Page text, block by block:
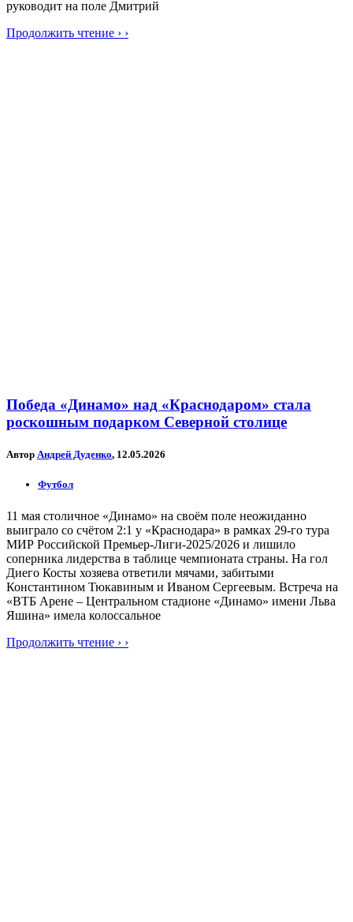
руководит на поле Дмитрий
Продолжить чтение › ›
Победа «Динамо» над «Краснодаром» стала
роскошным подарком Северной столице
Автор Андрей Дуденко, 12.05.2026
Футбол
11 мая столичное «Динамо» на своём поле неожиданно
выиграло со счётом 2:1 у «Краснодара» в рамках 29-го тура
МИР Российской Премьер-Лиги-2025/2026 и лишило
соперника лидерства в таблице чемпионата страны. На гол
Диего Косты хозяева ответили мячами, забитыми
Константином Тюкавиным и Иваном Сергеевым. Встреча на
«ВТБ Арене – Центральном стадионе «Динамо» имени Льва
Яшина» имела колоссальное
Продолжить чтение › ›